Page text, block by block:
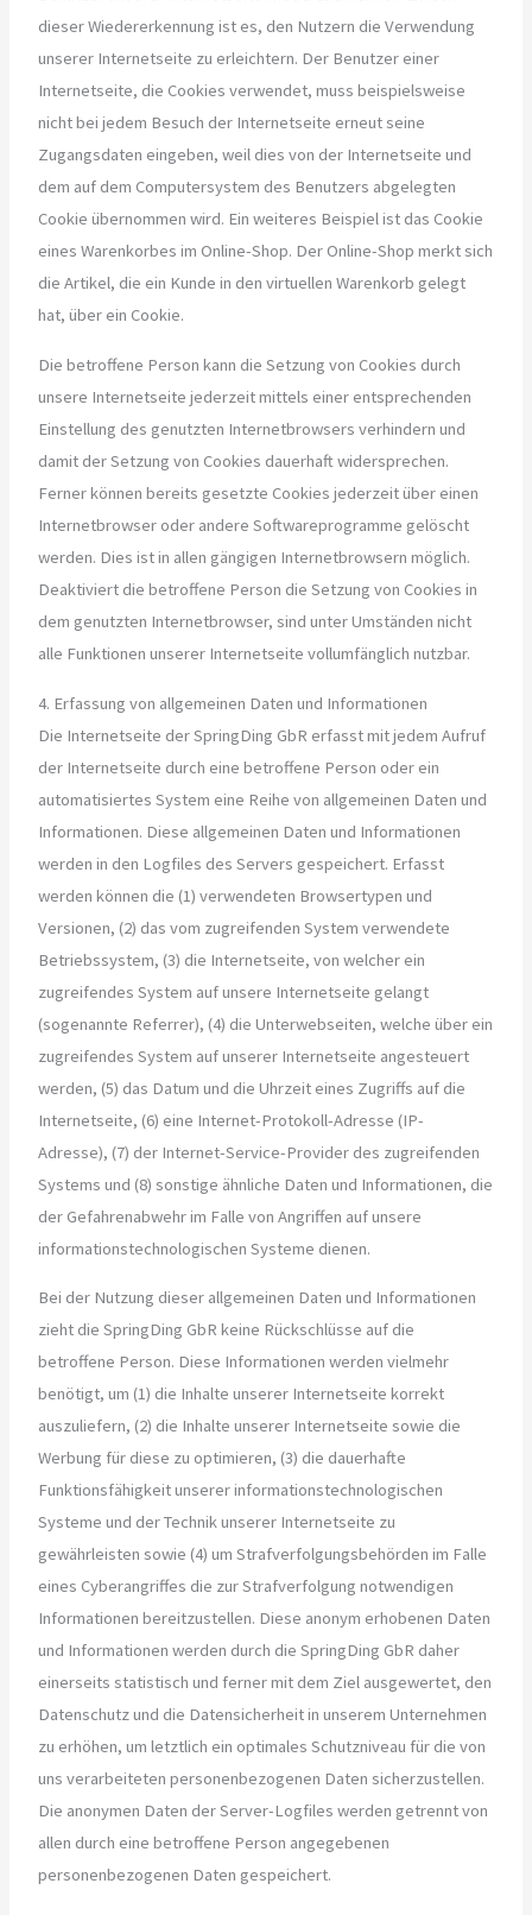
dieser Wiedererkennung ist es, den Nutzern die Verwendung
unserer Internetseite zu erleichtern. Der Benutzer einer
Internetseite, die Cookies verwendet, muss beispielsweise
nicht bei jedem Besuch der Internetseite erneut seine
Zugangsdaten eingeben, weil dies von der Internetseite und
dem auf dem Computersystem des Benutzers abgelegten
Cookie übernommen wird. Ein weiteres Beispiel ist das Cookie
eines Warenkorbes im Online-Shop. Der Online-Shop merkt sich
die Artikel, die ein Kunde in den virtuellen Warenkorb gelegt
hat, über ein Cookie.
Die betroffene Person kann die Setzung von Cookies durch
unsere Internetseite jederzeit mittels einer entsprechenden
Einstellung des genutzten Internetbrowsers verhindern und
damit der Setzung von Cookies dauerhaft widersprechen.
Ferner können bereits gesetzte Cookies jederzeit über einen
Internetbrowser oder andere Softwareprogramme gelöscht
werden. Dies ist in allen gängigen Internetbrowsern möglich.
Deaktiviert die betroffene Person die Setzung von Cookies in
dem genutzten Internetbrowser, sind unter Umständen nicht
alle Funktionen unserer Internetseite vollumfänglich nutzbar.
4. Erfassung von allgemeinen Daten und Informationen
Die Internetseite der SpringDing GbR erfasst mit jedem Aufruf
der Internetseite durch eine betroffene Person oder ein
automatisiertes System eine Reihe von allgemeinen Daten und
Informationen. Diese allgemeinen Daten und Informationen
werden in den Logfiles des Servers gespeichert. Erfasst
werden können die (1) verwendeten Browsertypen und
Versionen, (2) das vom zugreifenden System verwendete
Betriebssystem, (3) die Internetseite, von welcher ein
zugreifendes System auf unsere Internetseite gelangt
(sogenannte Referrer), (4) die Unterwebseiten, welche über ein
zugreifendes System auf unserer Internetseite angesteuert
werden, (5) das Datum und die Uhrzeit eines Zugriffs auf die
Internetseite, (6) eine Internet-Protokoll-Adresse (IP-
Adresse), (7) der Internet-Service-Provider des zugreifenden
Systems und (8) sonstige ähnliche Daten und Informationen, die
der Gefahrenabwehr im Falle von Angriffen auf unsere
informationstechnologischen Systeme dienen.
Bei der Nutzung dieser allgemeinen Daten und Informationen
zieht die SpringDing GbR keine Rückschlüsse auf die
betroffene Person. Diese Informationen werden vielmehr
benötigt, um (1) die Inhalte unserer Internetseite korrekt
auszuliefern, (2) die Inhalte unserer Internetseite sowie die
Werbung für diese zu optimieren, (3) die dauerhafte
Funktionsfähigkeit unserer informationstechnologischen
Systeme und der Technik unserer Internetseite zu
gewährleisten sowie (4) um Strafverfolgungsbehörden im Falle
eines Cyberangriffes die zur Strafverfolgung notwendigen
Informationen bereitzustellen. Diese anonym erhobenen Daten
und Informationen werden durch die SpringDing GbR daher
einerseits statistisch und ferner mit dem Ziel ausgewertet, den
Datenschutz und die Datensicherheit in unserem Unternehmen
zu erhöhen, um letztlich ein optimales Schutzniveau für die von
uns verarbeiteten personenbezogenen Daten sicherzustellen.
Die anonymen Daten der Server-Logfiles werden getrennt von
allen durch eine betroffene Person angegebenen
personenbezogenen Daten gespeichert.